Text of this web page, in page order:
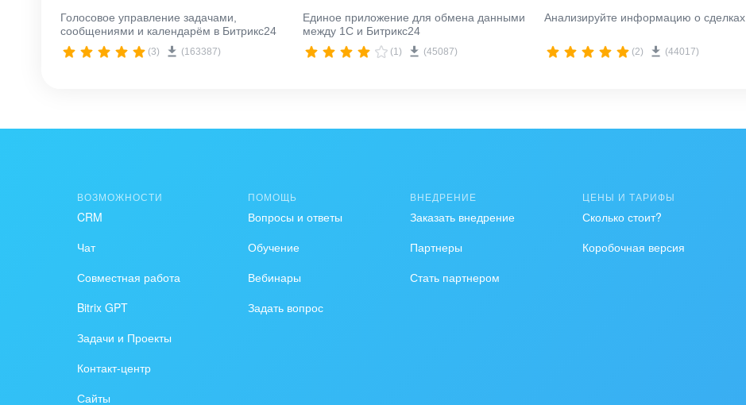
Голосовое управление задачами,
сообщениями и календарём в Битрикс24
(3) (163387)
Единое приложение для обмена данными
между 1С и Битрикс24
(1) (45087)
Анализируйте информацию о сделках
(2) (44017)
ВОЗМОЖНОСТИ
CRM
Чат
Совместная работа
Bitrix GPT
Задачи и Проекты
Контакт-центр
Сайты
ПОМОЩЬ
Вопросы и ответы
Обучение
Вебинары
Задать вопрос
ВНЕДРЕНИЕ
Заказать внедрение
Партнеры
Стать партнером
ЦЕНЫ И ТАРИФЫ
Сколько стоит?
Коробочная версия